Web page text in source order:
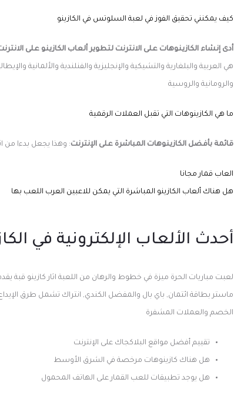
كيف يمكنني تحقيق الفوز في لعبة السلوتس في الكازينو
أدى إنشاء الكازينوهات على الانترنت لتطوير ألعاب الكازينو على
هي العربية والبلغارية والتشيكية والإنجليزية والفنلندية والألمانية
والرومانية والروسية
ما هي الكازينوهات التي تقبل العملات الرقمية
قائمة بأفضل الكازينوهات المباشرة على الإنترنت: وهذا يجعل بدءا من
العاب قمار مجانا
هل هناك ألعاب الكازينو المباشرة التي يمكن للاعبين العرب اللعب بها
أحدث الألعاب الإلكترونية في
لعبت مباريات الحرة ميزة في خطوط والرهان من اللعبة اثار كازينو
ماستر بطاقة ائتمان, باي بال والمفضل الكندي, انتراك تشمل طرق
الخصم والعملات المشفرة
تقييم أفضل مواقع البلاكجاك على الإنترنت
هل هناك كازينوهات مرخصة في الشرق الأوسط
هل يوجد تطبيقات للعب القمار على الهاتف المحمول